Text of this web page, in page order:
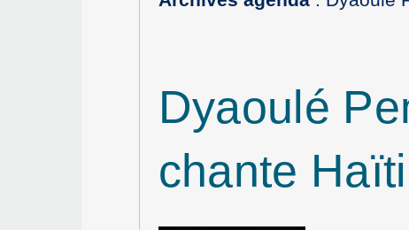
Dyaoulé
chante Haïti